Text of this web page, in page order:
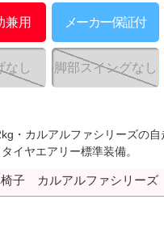
兼用 メーカー保証付
なし 脚部スイングなし
・カルアルファシリーズの自
イヤエアリー標準装備。
椅子 カルアルファシリー